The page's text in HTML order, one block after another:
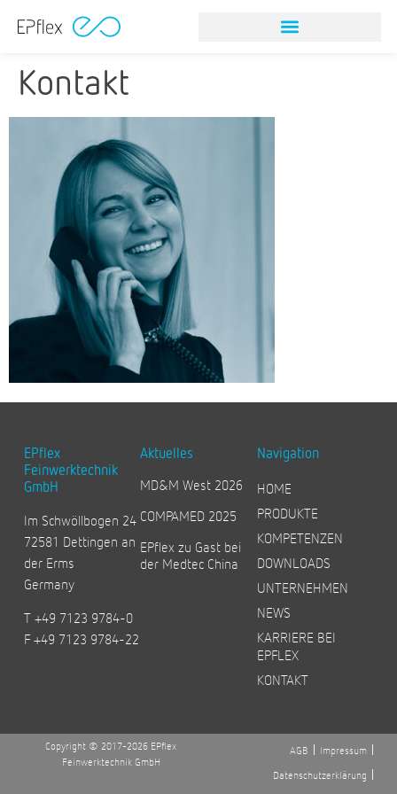
Kontakt
EPflex
Feinwerktechnik
GmbH
Im Schwöllbogen 24
72581 Dettingen an
der Erms
Germany
T +49 7123 9784-0
F +49 7123 9784-22
Aktuelles
MD&M West 2026
COMPAMED 2025
EPflex zu Gast bei
der Medtec China
Navigation
HOME
PRODUKTE
KOMPETENZEN
DOWNLOADS
UNTERNEHMEN
NEWS
KARRIERE BEI
EPFLEX
KONTAKT
Copyright © 2017-2026 EPflex
Feinwerktechnik GmbH
AGB
Impressum
Datenschutzerklärung